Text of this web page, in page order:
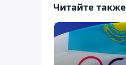
Читайте также